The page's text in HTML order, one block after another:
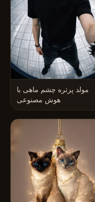
مولد پرتره چشم ماهی با
هوش مصنوعی